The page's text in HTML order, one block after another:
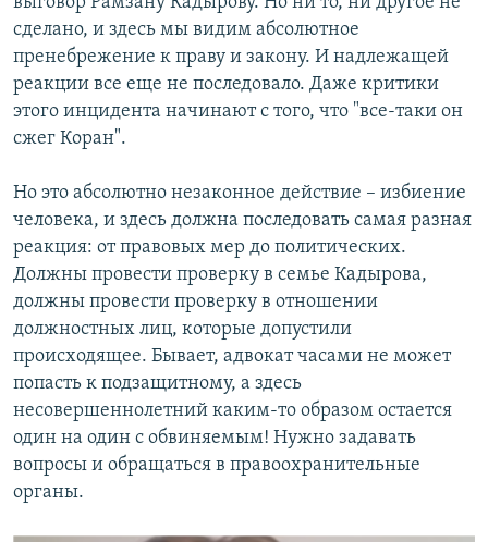
сделано, и здесь мы видим абсолютное
пренебрежение к праву и закону. И надлежащей
реакции все еще не последовало. Даже критики
этого инцидента начинают с того, что "все-таки он
сжег Коран".
Но это абсолютно незаконное действие – избиение
человека, и здесь должна последовать самая разная
реакция: от правовых мер до политических.
Должны провести проверку в семье Кадырова,
должны провести проверку в отношении
должностных лиц, которые допустили
происходящее. Бывает, адвокат часами не может
попасть к подзащитному, а здесь
несовершеннолетний каким-то образом остается
один на один с обвиняемым! Нужно задавать
вопросы и обращаться в правоохранительные
органы.